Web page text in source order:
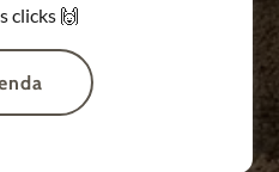
con un
clicks 🙌